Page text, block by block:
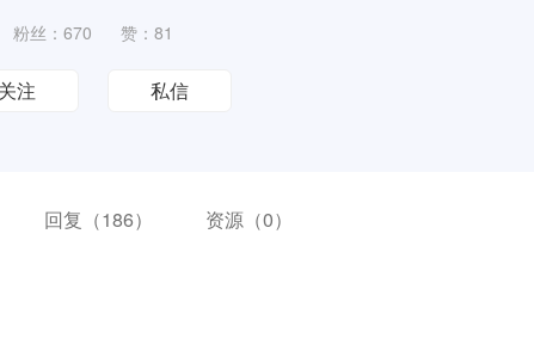
粉丝：670 赞：81
关注 私信
回复 （186） 资源 （0）